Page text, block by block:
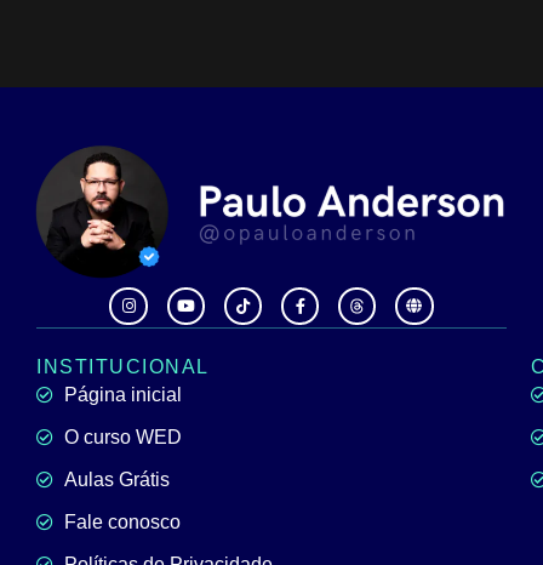
INSTITUCIONAL
Página inicial
O curso WED
Aulas Grátis
Fale conosco